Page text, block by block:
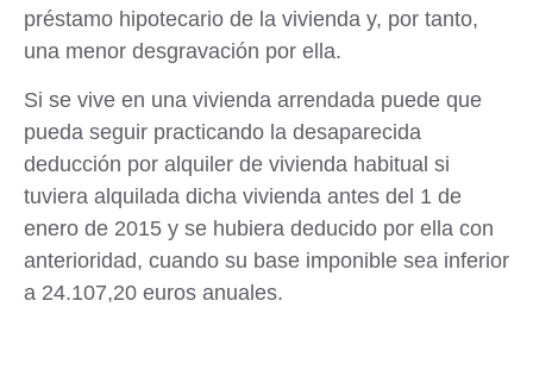
préstamo hipotecario de la vivienda y, por tanto,
una menor desgravación por ella.
Si se vive en una vivienda arrendada puede que
pueda seguir practicando la desaparecida
deducción por alquiler de vivienda habitual si
tuviera alquilada dicha vivienda antes del 1 de
enero de 2015 y se hubiera deducido por ella con
anterioridad, cuando su base imponible sea inferior
a 24.107,20 euros anuales.